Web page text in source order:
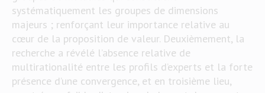
systématiquement les groupes de dimensions
majeurs ; renforçant leur importance relative au
cœur de la proposition de valeur. Deuxièmement, la
recherche a révélé l’absence relative de
multirationalité entre les profils d’experts et la forte
présence d’une convergence, et en troisième lieu,